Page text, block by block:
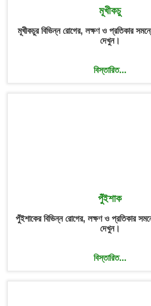
মূখীকচু
মূখীকচুর বিভিন্ন রোগের, লক্ষণ ও প্রতিকার
দেখুন।
বিস্তারিত...
পুঁইশাক
পুঁইশাকের বিভিন্ন রোগের, লক্ষণ ও প্রতিকার
দেখুন।
বিস্তারিত...